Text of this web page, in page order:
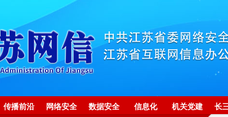
传播前沿 网络安全 数据安全 信息化 机关党建 长